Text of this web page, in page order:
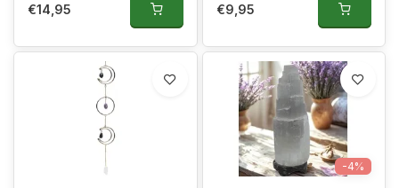
€14,95 €9,95
-4%